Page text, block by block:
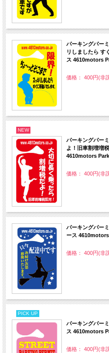
パーキングパー
リしましたら す
ス 4610motors
価格： 400円(非
NEW
パーキングパー
よ！旧車割増増
4610motors
価格： 400円(非
パーキングパー
ース
価格： 400円(非
PICK UP
パーキングパー
ス 4610motors
価格： 400円(非